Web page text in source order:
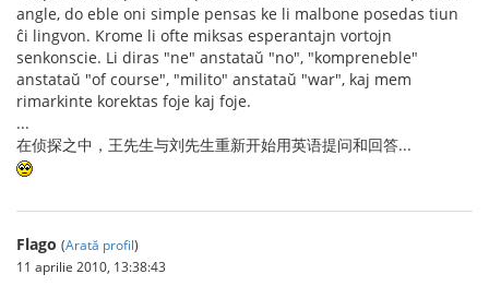
angle, do eble oni simple pensas ke li malbone posedas tiun
ĉi lingvon. Krome li ofte miksas esperantajn vortojn
senkonscie. Li diras "ne" anstataŭ "no", "kompreneble"
anstataŭ "of course", "milito" anstataŭ "war", kaj mem
rimarkinte korektas foje kaj foje.
...
在侦探之中，王先生与刘先生重新开始用英语提问和回答...
Flago (Arată profil)
11 aprilie 2010, 13:38:43